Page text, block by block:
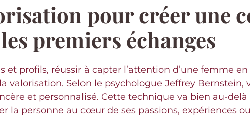
pour créer une
premiers échanges
et profils, réussir à capter l’attention d’une femme
Selon le psychologue Jeffrey Bernstein,
et personnalisé. Cette technique va bien au-
la personne au cœur de ses passions, expériences